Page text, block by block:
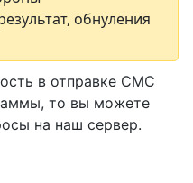
обнуления
в отправке СМС
то вы можете
на наш сервер.